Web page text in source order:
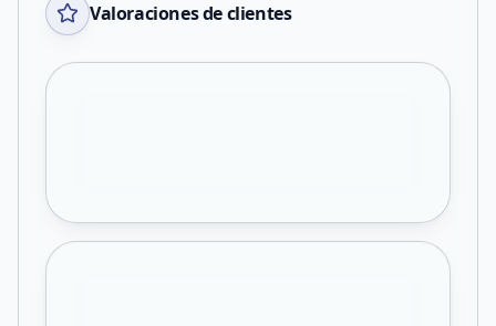
Valoraciones de clientes